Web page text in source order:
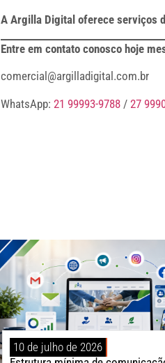
A Argilla Digital oferece serviços
Entre em contato conosco hoje
comercial@argilladigital.com.br
WhatsApp: 21 99993-9788 / 27
10 de julho de 2026